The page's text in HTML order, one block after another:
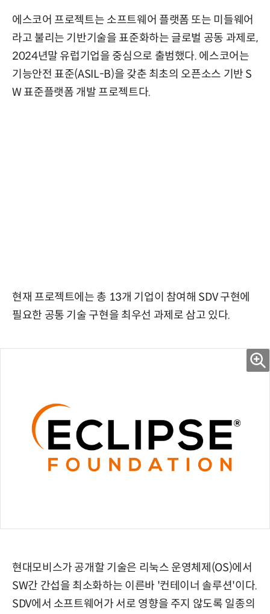
에스코어 프로젝트는 소프트웨어 플랫폼 또는 미들웨어
라고 불리는 기반기술을 표준화하는 글로벌 공동 과제로,
2024년말 유럽기업을 중심으로 출범했다. 에스코어는
기능안전 표준(ASIL-B)을 갖춘 최초의 오픈소스 기반 S
W 표준플랫폼 개발 프로젝트다.
현재 프로젝트에는 총 13개 기업이 참여해 SDV 구현에
필요한 공통 기술 구현을 최우선 과제로 삼고 있다.
현대모비스가 공개할 기술은 리눅스 운영체제(OS)에서
SW간 간섭을 최소화하는 이른바 '컨테이너 솔루션'이다.
SDV에서 소프트웨어가 서로 영향을 주지 않도록 일종의